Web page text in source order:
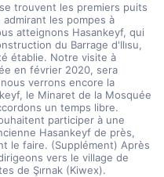
trouvent les premiers puits
les pompes à
atteignons Hasankeyf, qui
du Barrage d'Ilısu,
établie. Notre visite à
en février 2020, sera
verrons encore la
le Minaret de la Mosquée
un temps libre.
participer à une
Hasankeyf de près,
le faire. (Supplément) Après
vers le village de
de Şırnak (Kiwex).